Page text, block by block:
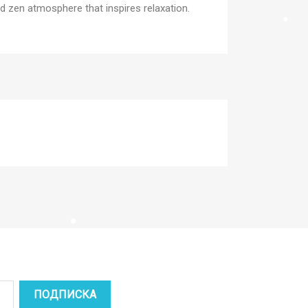
zen atmosphere that inspires relaxation.